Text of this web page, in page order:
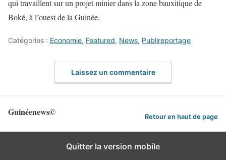
qui travaillent sur un projet minier dans la zone bauxitique de
Boké, à l’ouest de la Guinée.
Catégories : Economie, Featured, News, Publireportage
Laissez un commentaire
Guinéenews© Retour en haut de page
Quitter la version mobile